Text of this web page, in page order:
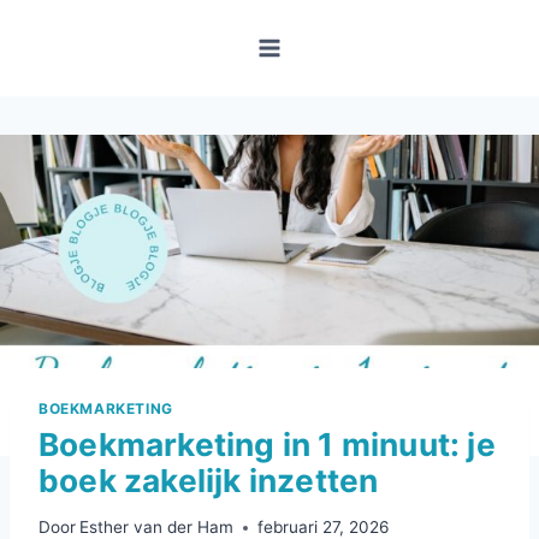
BOEKMARKETING
Boekmarketing in 1 minuut: je
boek zakelijk inzetten
Door Esther van der Ham februari 27, 2026